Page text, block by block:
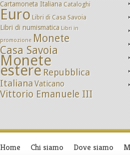
Cartamoneta Italiana Cataloghi
Euro Libri di Casa Savoia
Libri di numismatica Libri in
promozione Monete
Casa Savoia
Monete
estere Repubblica
ItalianaVaticano
Vittorio Emanuele III
Home Chi siamo Dove siamo